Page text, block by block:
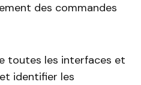
des commandes
toutes les interfaces et
identifier les